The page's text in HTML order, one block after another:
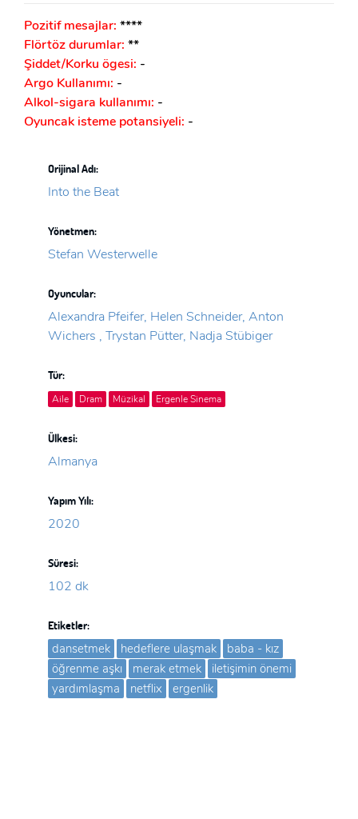
Pozitif mesajlar: ****
Flörtöz durumlar: **
Şiddet/Korku ögesi: -
Argo Kullanımı: -
Alkol-sigara kullanımı: -
Oyuncak isteme potansiyeli: -
Orijinal Adı:
Into the Beat
Yönetmen:
Stefan Westerwelle
Oyuncular:
Alexandra Pfeifer, Helen Schneider, Anton
Wichers , Trystan Pütter, Nadja Stübiger
Tür:
Aile Dram Müzikal Ergenle Sinema
Ülkesi:
Almanya
Yapım Yılı:
2020
Süresi:
102 dk
Etiketler:
dansetmek hedeflere ulaşmak
baba - kız
öğrenme aşkı
merak etmek
iletişimin önemi
yardımlaşma
netflix ergenlik